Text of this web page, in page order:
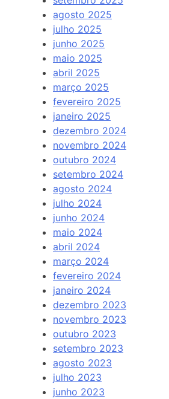
agosto 2025
julho 2025
junho 2025
maio 2025
abril 2025
março 2025
fevereiro 2025
janeiro 2025
dezembro 2024
novembro 2024
outubro 2024
setembro 2024
agosto 2024
julho 2024
junho 2024
maio 2024
abril 2024
março 2024
fevereiro 2024
janeiro 2024
dezembro 2023
novembro 2023
outubro 2023
setembro 2023
agosto 2023
julho 2023
junho 2023